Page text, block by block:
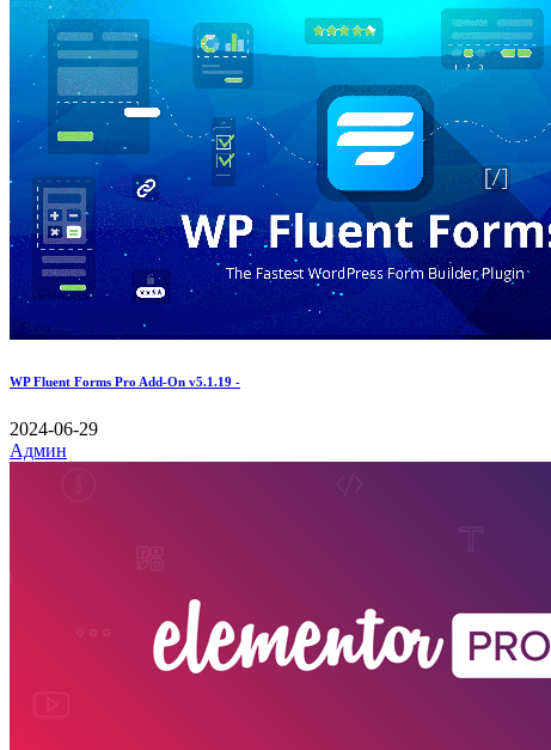
WP Fluent Forms Pro Add-On v5.1.19 -
2024-06-29
Админ